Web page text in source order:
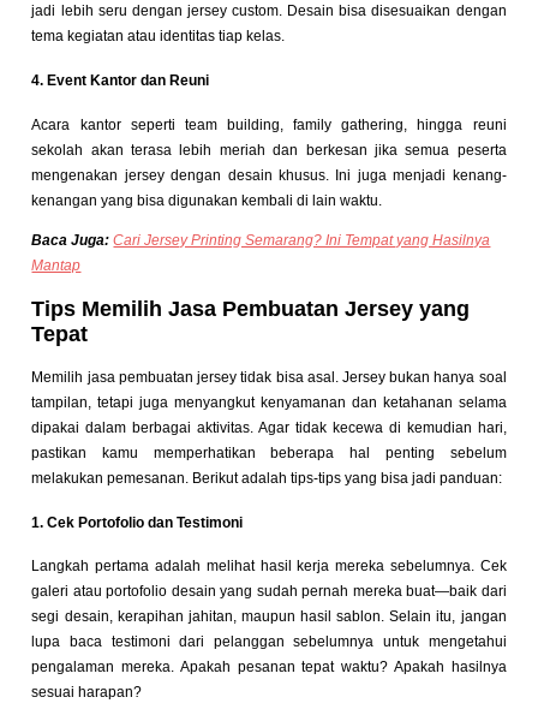
jadi lebih seru dengan jersey custom. Desain bisa disesuaikan dengan
tema kegiatan atau identitas tiap kelas.
4. Event Kantor dan Reuni
Acara kantor seperti team building, family gathering, hingga reuni
sekolah akan terasa lebih meriah dan berkesan jika semua peserta
mengenakan jersey dengan desain khusus. Ini juga menjadi kenang-
kenangan yang bisa digunakan kembali di lain waktu.
Baca Juga: Cari Jersey Printing Semarang? Ini Tempat yang Hasilnya
Mantap
Tips Memilih Jasa Pembuatan Jersey yang
Tepat
Memilih jasa pembuatan jersey tidak bisa asal. Jersey bukan hanya soal
tampilan, tetapi juga menyangkut kenyamanan dan ketahanan selama
dipakai dalam berbagai aktivitas. Agar tidak kecewa di kemudian hari,
pastikan kamu memperhatikan beberapa hal penting sebelum
melakukan pemesanan. Berikut adalah tips-tips yang bisa jadi panduan:
1. Cek Portofolio dan Testimoni
Langkah pertama adalah melihat hasil kerja mereka sebelumnya. Cek
galeri atau portofolio desain yang sudah pernah mereka buat—baik dari
segi desain, kerapihan jahitan, maupun hasil sablon. Selain itu, jangan
lupa baca testimoni dari pelanggan sebelumnya untuk mengetahui
pengalaman mereka. Apakah pesanan tepat waktu? Apakah hasilnya
sesuai harapan?